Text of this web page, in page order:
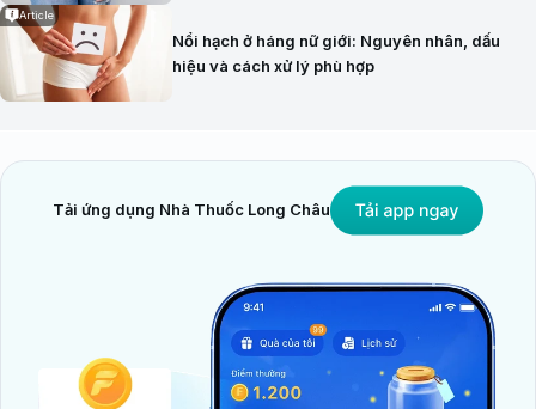
Article
Nổi hạch ở háng nữ giới: Nguyên nhân, dấu
hiệu và cách xử lý phù hợp
Tải ứng dụng Nhà Thuốc Long Châu